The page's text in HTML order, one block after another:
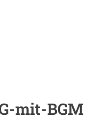
mit-BGM